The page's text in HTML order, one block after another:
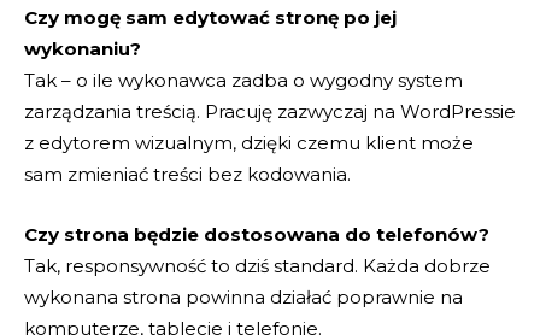
Czy mogę sam edytować stronę po jej
wykonaniu?
Tak – o ile wykonawca zadba o wygodny system
zarządzania treścią. Pracuję zazwyczaj na WordPressie
z edytorem wizualnym, dzięki czemu klient może
sam zmieniać treści bez kodowania.
Czy strona będzie dostosowana do telefonów?
Tak, responsywność to dziś standard. Każda dobrze
wykonana strona powinna działać poprawnie na
komputerze, tablecie i telefonie.